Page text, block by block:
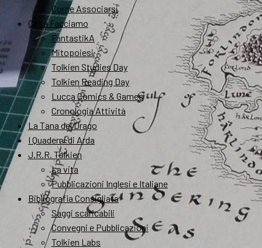
Come Associarsi
Cosa Facciamo
FantastikA
Mitopoiesi
Tolkien Studies Day
Tolkien Reading Day
Lucca Comics & Games
Cronologia Attività
La Tana del Drago
I Quaderni di Arda
J.R.R. Tolkien
La vita
Pubblicazioni Inglesi e Italiane
Bibliografia Consigliata
Saggi scaricabili
Convegni e Pubblicazioni
Tolkien Labs